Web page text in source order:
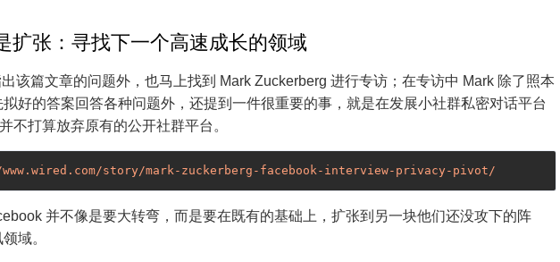
扩张：寻找下一个高速成长的领域
该篇文章的问题外，也马上找到 Mark Zuckerberg 进行专访；在专访中 Mark 除了照本
好的答案回答各种问题外，还提到一件很重要的事，就是在发展小社群私密对话平台
不打算放弃原有的公开社群平台。
story/mark-zuckerberg-facebook-interview-privacy-pivot/
并不像是要大转弯，而是要在既有的基础上，扩张到另一块他们还没攻下的阵
域。